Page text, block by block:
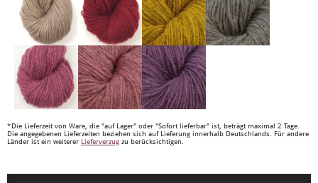
*Die Lieferzeit von Ware, die "auf Lager" oder "Sofort lieferbar" ist, beträgt maximal 2 Tage.
Die angegebenen Lieferzeiten beziehen sich auf Lieferung innerhalb Deutschlands. Für andere
Länder ist ein weiterer Lieferverzug zu berücksichtigen.